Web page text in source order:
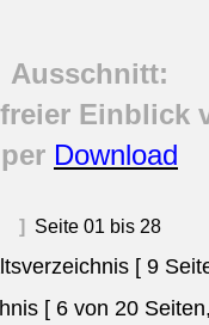
Ausschnitt:
Einblick
per Download
] Seite 01 bis 28
[ 9
[ 6 von 20